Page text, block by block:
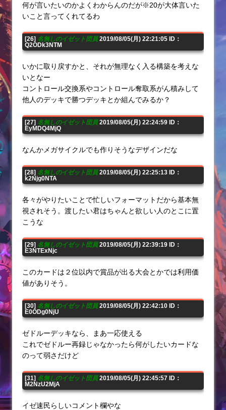
何が言いたいのかよくわからんのだが※20が大体言いた
いこと言ってくれてるわ
[26] 名無しのイゼット団員2019/08/05(月) 22:21:05 ID：
Q2ODk3NTM
いかに取り戻すかと、それが無理なく入る構築を考えな
いとなー
コントロール交換系やコントロール奪取系がん積みして
他人のデッキで勝つデッキとか組んでみるか？
[27] 名無しのイゼット団員2019/08/05(月) 22:24:59 ID：
EyMDQ4MjQ
なんかメガサイクルでも作りそうなデザインだな
[28] 名無しのイゼット団員2019/08/05(月) 22:25:13 ID：
k2Njg0NTA
各々がやりたいことで忙しいフォーマットだから基本無
視されそう。渡したい君はちゃんと欲しい人のとこに置
こうな
[29] 名無しのイゼット団員2019/08/05(月) 22:39:19 ID：
E3NTExNjc
このカードは２位以内で賞品が出る大会とかでは利用価
値がありそう。
[30] 名無しのイゼット団員2019/08/05(月) 22:42:10 ID：
E0ODg0NjU
ゼドルーデッキなら、まあ一応使える
これでゼドルー再録じゃなかったら何がしたいカードな
のって弱さだけど
[31] 名無しのイゼット団員2019/08/05(月) 22:45:57 ID：
M2NzU2MjA
イゼ速民らしいコメント欄やな